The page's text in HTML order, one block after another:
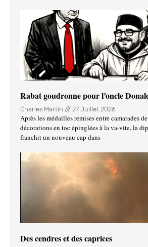
Rabat goudronne pour l’oncle
Charles Martin 27 Juillet 2026
Après les médailles remises entre camarades
décorations en toc épinglées à la va-vite, la
franchit un nouveau cap dans
Des cendres et des caprices